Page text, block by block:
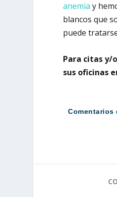
anemia y
blancos que
puede
Para citas y/
sus oficinas
Comentarios